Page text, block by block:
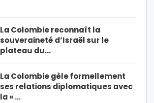
La Colombie reconnaît la
souveraineté d’Israël sur le
plateau du…
La Colombie gèle formellement
ses relations diplomatiques avec
la « …